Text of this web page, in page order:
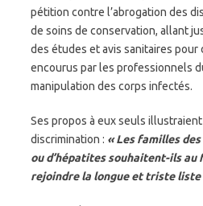
pétition contre l’abrogation des
de soins de conservation, allant
des études et avis sanitaires
encourus par les professionnels
manipulation des corps infectés.
Ses propos à eux seuls
discrimination : « Les familles
ou d’hépatites souhaitent-ils au
rejoindre la longue et triste liste